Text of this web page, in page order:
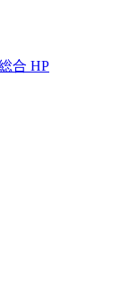
合 HP